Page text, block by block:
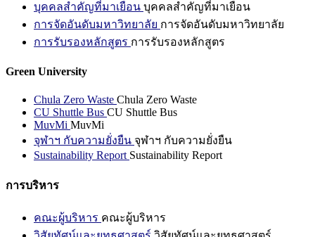
บุคคลสำคัญที่มาเยือน บุคคลสำคัญที่มาเยือน
การจัดอันดับมหาวิทยาลัย การจัดอันดับมหาวิทยาลัย
การรับรองหลักสูตร การรับรองหลักสูตร
Green University
Chula Zero Waste Chula Zero Waste
CU Shuttle Bus CU Shuttle Bus
MuvMi MuvMi
จุฬาฯ กับความยั่งยืน จุฬาฯ กับความยั่งยืน
Sustainability Report Sustainability Report
การบริหาร
คณะผู้บริหาร คณะผู้บริหาร